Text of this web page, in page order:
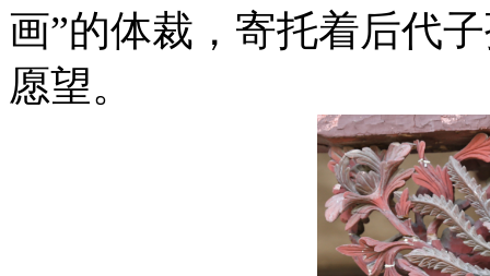
画”的体裁，寄托着后代
愿望。